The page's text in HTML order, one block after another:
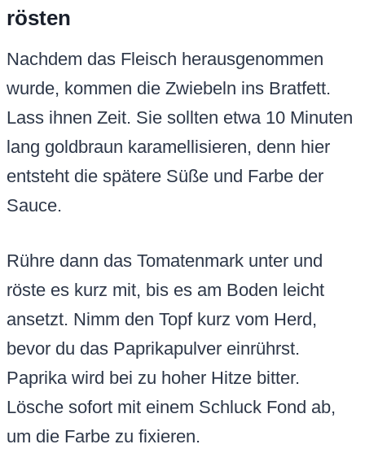
rösten
Nachdem das Fleisch herausgenommen
wurde, kommen die Zwiebeln ins Bratfett.
Lass ihnen Zeit. Sie sollten etwa 10 Minuten
lang goldbraun karamellisieren, denn hier
entsteht die spätere Süße und Farbe der
Sauce.
Rühre dann das Tomatenmark unter und
röste es kurz mit, bis es am Boden leicht
ansetzt. Nimm den Topf kurz vom Herd,
bevor du das Paprikapulver einrührst.
Paprika wird bei zu hoher Hitze bitter.
Lösche sofort mit einem Schluck Fond ab,
um die Farbe zu fixieren.